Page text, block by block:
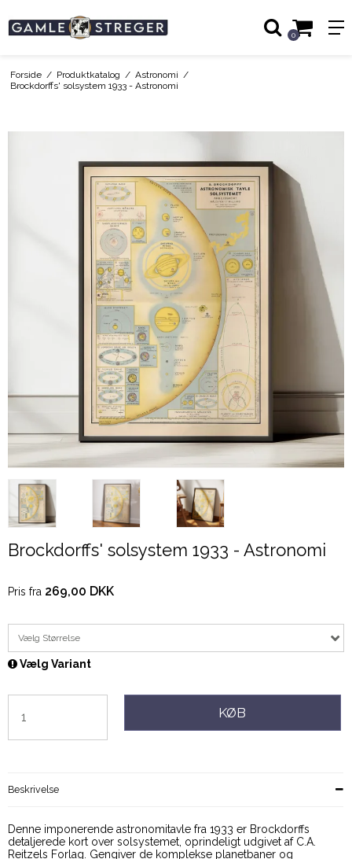
0
Forside / Produktkatalog / Astronomi /
Brockdorffs' solsystem 1933 - Astronomi
Brockdorffs' solsystem 1933 - Astronomi
Pris fra 269,00 DKK
Vælg Størrelse
Vælg Variant
KØB
Beskrivelse
Denne imponerende astronomitavle fra 1933 er Brockdorffs
detaljerede kort over solsystemet, oprindeligt udgivet af C.A.
Reitzels Forlag. Gengiver de komplekse planetbaner og